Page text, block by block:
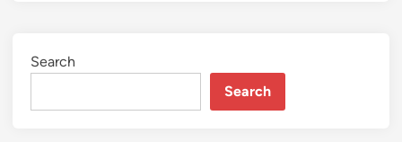
Search
Search